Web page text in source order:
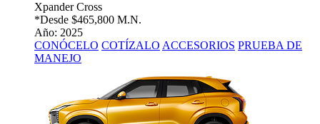
Xpander Cross
*Desde $465,800 M.N.
Año: 2025
CONÓCELO COTÍZALO ACCESORIOS PRUEBA DE
MANEJO